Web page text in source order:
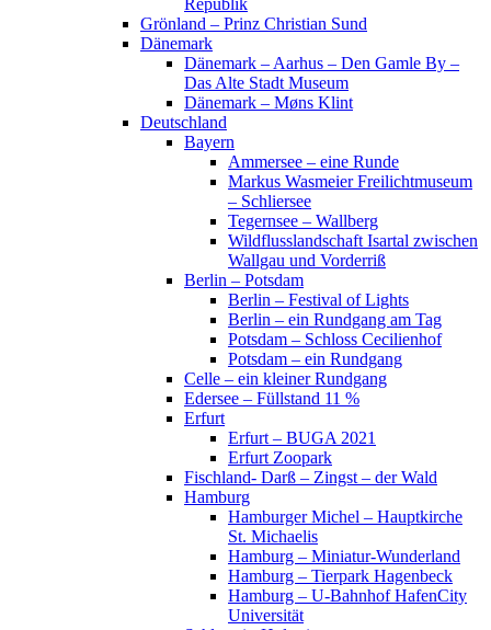
Republik
Grönland – Prinz Christian Sund
Dänemark
Dänemark – Aarhus – Den Gamle By –
Das Alte Stadt Museum
Dänemark – Møns Klint
Deutschland
Bayern
Ammersee – eine Runde
Markus Wasmeier Freilichtmuseum
– Schliersee
Tegernsee – Wallberg
Wildflusslandschaft Isartal zwischen
Wallgau und Vorderriß
Berlin – Potsdam
Berlin – Festival of Lights
Berlin – ein Rundgang am Tag
Potsdam – Schloss Cecilienhof
Potsdam – ein Rundgang
Celle – ein kleiner Rundgang
Edersee – Füllstand 11 %
Erfurt
Erfurt – BUGA 2021
Erfurt Zoopark
Fischland- Darß – Zingst – der Wald
Hamburg
Hamburger Michel – Hauptkirche
St. Michaelis
Hamburg – Miniatur-Wunderland
Hamburg – Tierpark Hagenbeck
Hamburg – U-Bahnhof HafenCity
Universität